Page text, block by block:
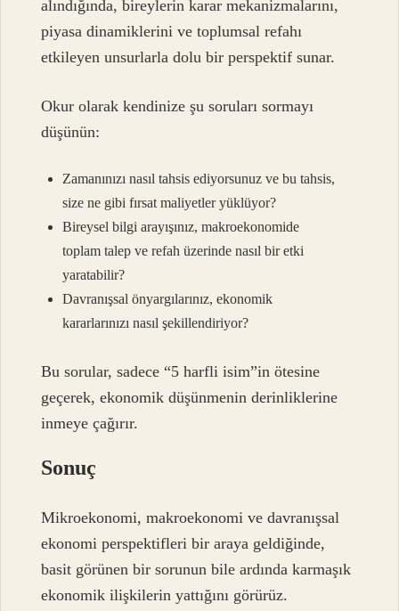
alındığında, bireylerin karar mekanizmalarını,
piyasa dinamiklerini ve toplumsal refahı
etkileyen unsurlarla dolu bir perspektif sunar.
Okur olarak kendinize şu soruları sormayı
düşünün:
Zamanınızı nasıl tahsis ediyorsunuz ve bu tahsis,
size ne gibi fırsat maliyetler yüklüyor?
Bireysel bilgi arayışınız, makroekonomide
toplam talep ve refah üzerinde nasıl bir etki
yaratabilir?
Davranışsal önyargılarınız, ekonomik
kararlarınızı nasıl şekillendiriyor?
Bu sorular, sadece “5 harfli isim”in ötesine
geçerek, ekonomik düşünmenin derinliklerine
inmeye çağırır.
Sonuç
Mikroekonomi, makroekonomi ve davranışsal
ekonomi perspektifleri bir araya geldiğinde,
basit görünen bir sorunun bile ardında karmaşık
ekonomik ilişkilerin yattığını görürüz.